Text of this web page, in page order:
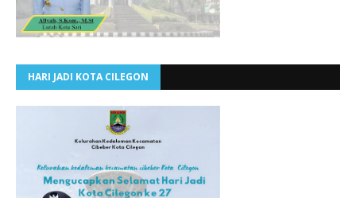
HARI JADI KOTA CILEGON